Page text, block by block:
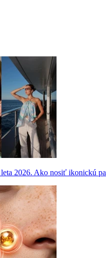
2026. Ako nosiť ikonickú